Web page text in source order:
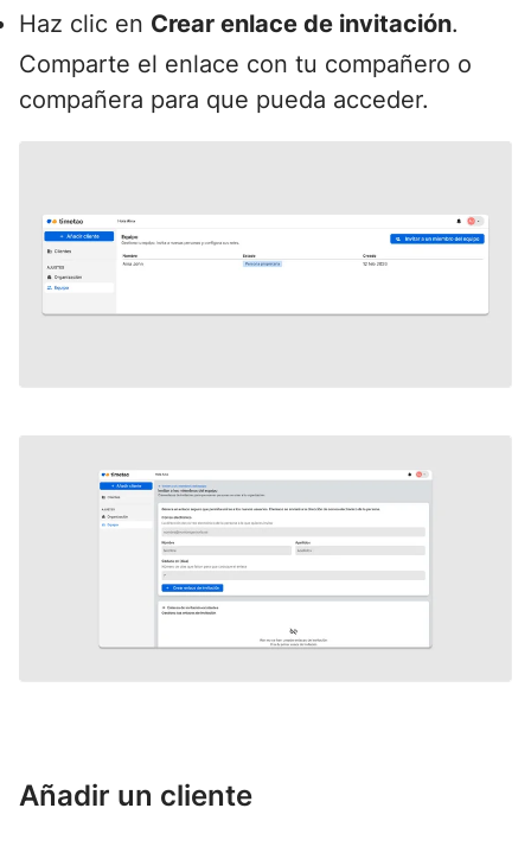
Haz clic en Crear enlace de invitación.
Comparte el enlace con tu compañero o
compañera para que pueda acceder.
Añadir un cliente